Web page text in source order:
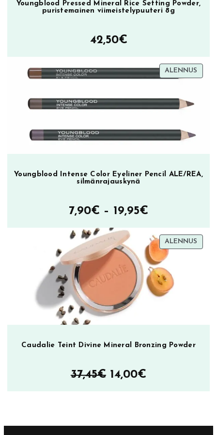
Youngblood Pressed Mineral Rice Setting Powder,
puristemainen viimeistelypuuteri 8g
42,50€
ALENNUS
Youngblood Intense Color Eyeliner Pencil ALE/REA,
silmänrajauskynä
7,90€ – 19,95€
7,90€
–
19,95€
ALENNUS
Caudalie Teint Divine Mineral Bronzing Powder
37,45€ Alkuperäinen
hinta
37,45€.
14,00€
hinta
14,00€.